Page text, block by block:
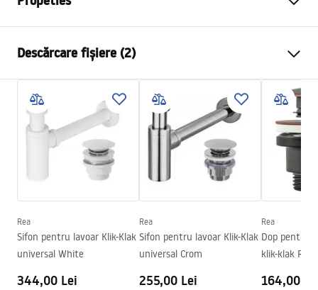
Material
Culoare
Ecru, Imitație piatră
Finisaj
Mat
Lungime
560mm
Latime
370
Formă
Preaplin
Da Nu
Descărcare fișiere (2)
Instrucțiuni de asamblare
Basin.pdf
Condiții de garanție
Warranty_Terms_and_Conditions_Basins_-_5.pdf
Rea
Sifon pentru lavoar Klik-Klak
universal White
344,00 Lei
Rea
Sifon pentru lavoar Klik-Klak
universal Crom
255,00 Lei
Rea
Dop pentru
klik-klak Rea
164,00